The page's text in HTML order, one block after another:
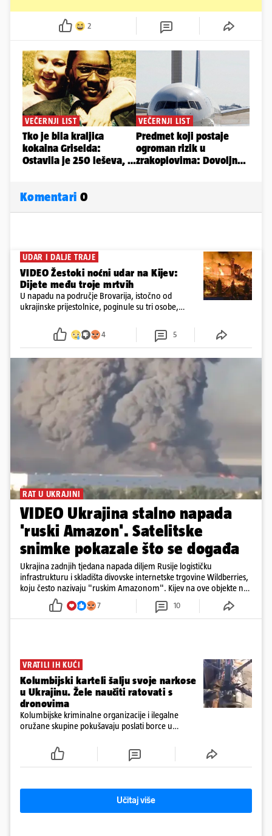
2
Komentari 0
UDAR I DALJE TRAJE
VIDEO Žestoki noćni udar na Kijev:
Dijete među troje mrtvih
U napadu na područje Brovarija, istočno od
ukrajinske prijestolnice, poginule su tri osobe,
4 5
RAT U UKRAJINI
VIDEO Ukrajina stalno napada
'ruski Amazon'. Satelitske
snimke pokazale što se događa
Ukrajina zadnjih tjedana napada diljem Rusije logističku
infrastrukturu i skladišta divovske internetske trgovine Wildberries,
koju često nazivaju "ruskim Amazonom". Kijev na ove objekte ne
gleda samo kao na obična trgovačka skladišta, već tvrdi da ih ruske
snage koriste i za vojne potrebe, odnosno za skladištenje i
distribuciju dijelova za dronove i druge opreme koja se koristi u
teritorij i približe običnim građanima.
7 10
VRATILI IH KUĆI
Kolumbijski karteli šalju svoje narkose
u Ukrajinu. Žele naučiti ratovati s
dronovima
Kolumbijske kriminalne organizacije i ilegalne
oružane skupine pokušavaju poslati borce u
bespilotnim letjelicama te ih kasnije koristili protiv
kolumbijske vojske
Učitaj više